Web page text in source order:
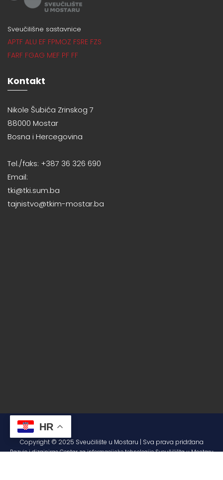
Sveučilišne sastavnice
APTF ALU EF FPMOZ FSRE FZS
FARF FGAG MEF PF FF
Kontakt
Nikole Šubića Zrinskog 7
88000 Mostar
Bosna i Hercegovina
Tel./faks: +387 36 326 690
Email:
tki@tki.sum.ba
tajnistvo@tkim-mostar.ba
Copyright © 2025 Sveučilište u Mostaru | Sva prava pridržana
Razvio i dizajnirao Centar za informacijske tehnologije Sveučilišta u Mostaru
HR